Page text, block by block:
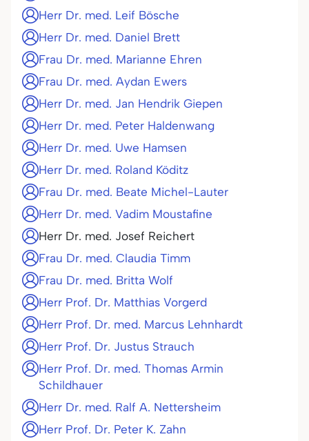
Herr Dr. med. Leif Bösche
Herr Dr. med. Daniel Brett
Frau Dr. med. Marianne Ehren
Frau Dr. med. Aydan Ewers
Herr Dr. med. Jan Hendrik Giepen
Herr Dr. med. Peter Haldenwang
Herr Dr. med. Uwe Hamsen
Herr Dr. med. Roland Köditz
Frau Dr. med. Beate Michel-Lauter
Herr Dr. med. Vadim Moustafine
Herr Dr. med. Josef Reichert
Frau Dr. med. Claudia Timm
Frau Dr. med. Britta Wolf
Herr Prof. Dr. Matthias Vorgerd
Herr Prof. Dr. med. Marcus Lehnhardt
Herr Prof. Dr. Justus Strauch
Herr Prof. Dr. med. Thomas Armin
Schildhauer
Herr Dr. med. Ralf A. Nettersheim
Herr Prof. Dr. Peter K. Zahn